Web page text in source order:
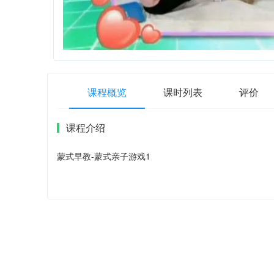
课程概览 课时列表 评价
课程介绍
蒙式早教-蒙式亲子游戏1